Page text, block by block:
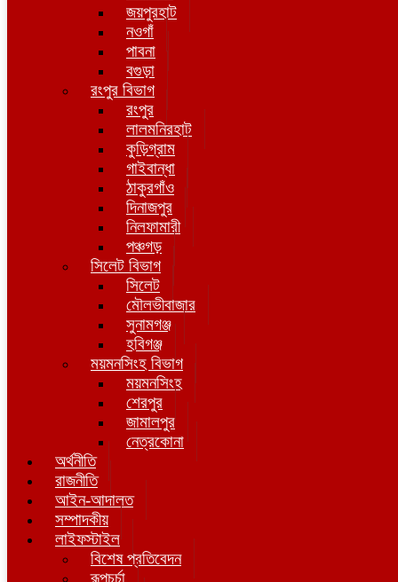
জয়পুরহাট
নওগাঁ
পাবনা
বগুড়া
রংপুর বিভাগ
রংপুর
লালমনিরহাট
কুড়িগ্রাম
গাইবান্ধা
ঠাকুরগাঁও
দিনাজপুর
নিলফামারী
পঞ্চগড়
সিলেট বিভাগ
সিলেট
মৌলভীবাজার
সুনামগঞ্জ
হবিগঞ্জ
ময়মনসিংহ বিভাগ
ময়মনসিংহ
শেরপুর
জামালপুর
নেত্রকোনা
অর্থনীতি
রাজনীতি
আইন-আদালত
সম্পাদকীয়
লাইফস্টাইল
বিশেষ প্রতিবেদন
রূপচর্চা